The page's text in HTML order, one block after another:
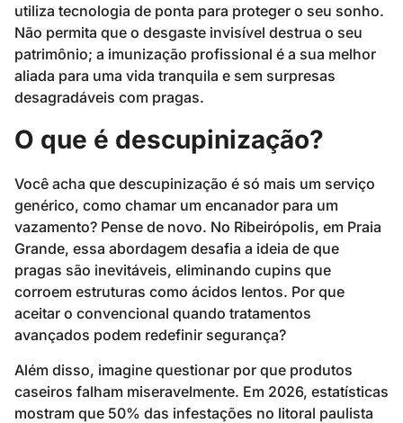
utiliza tecnologia de ponta para proteger o seu sonho.
Não permita que o desgaste invisível destrua o seu
patrimônio; a imunização profissional é a sua melhor
aliada para uma vida tranquila e sem surpresas
desagradáveis com pragas.
O que é descupinização?
Você acha que descupinização é só mais um serviço
genérico, como chamar um encanador para um
vazamento? Pense de novo. No Ribeirópolis, em Praia
Grande, essa abordagem desafia a ideia de que
pragas são inevitáveis, eliminando cupins que
corroem estruturas como ácidos lentos. Por que
aceitar o convencional quando tratamentos
avançados podem redefinir segurança?
Além disso, imagine questionar por que produtos
caseiros falham miseravelmente. Em 2026, estatísticas
mostram que 50% das infestações no litoral paulista